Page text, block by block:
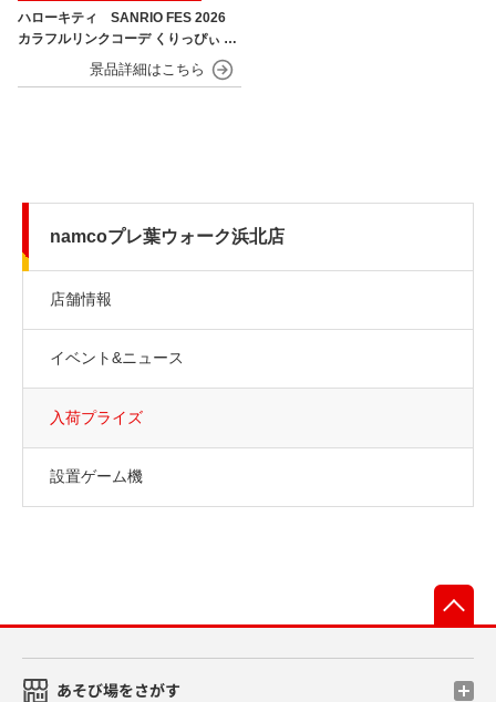
ハローキティ SANRIO FES 2026
カラフルリンクコーデ くりっぴぃ ぬ
namcoプレ葉ウォーク浜北店
店舗情報
イベント&ニュース
入荷プライズ
設置ゲーム機
あそび場をさがす